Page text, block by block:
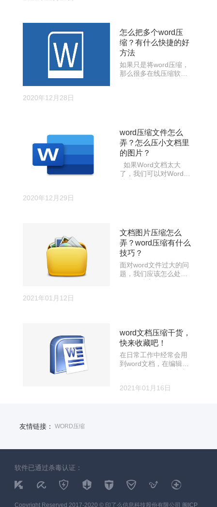
利。不过编辑的内容多
了，难免会出现文件过
大的情况，正所谓编辑
一时爽，上传失败泪两
行啊，看来文件太大也
是负担。
怎么把多个word压
缩？有什么快捷的好
方法
如果只是将word压缩，
那么很多在线压缩软件
都可以支持，但是要多
2020年12月28日
word压缩文件怎么
弄？怎么压小文档里
的图片？
如果Word文档太大
了，我们可以对Word文
档进行压缩，导致word
而许多图片的体积却很
大，这样的话，Word文
档也会变大。因此我们
需要Word中压缩图片的
大小。
2020年12月29日
文档图片压缩怎么
弄？word压缩有什么
技巧？
面对word文件过大的问
题，我们应该怎么处理
呢？压缩它就好了，
的压缩软件——易压
缩。
2021年01月12日
word文档压缩干货，
快来收藏吧！
在日常工作中经常会用
到word文档，在编辑的
文档的时候，因为内容
文档过大，线上传送不
2021年01月16日
友情链接： WORD压缩
软件已通过杀毒认证：
Copyright Reserved 2017-2020 © 印了么信息科技股份有限公司 闽ICP